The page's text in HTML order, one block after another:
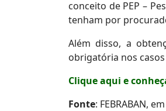
conceito de PEP –
tenham por
Além disso, a
obrigatória nos
Clique aqui e
Fonte: FEBRABAN,